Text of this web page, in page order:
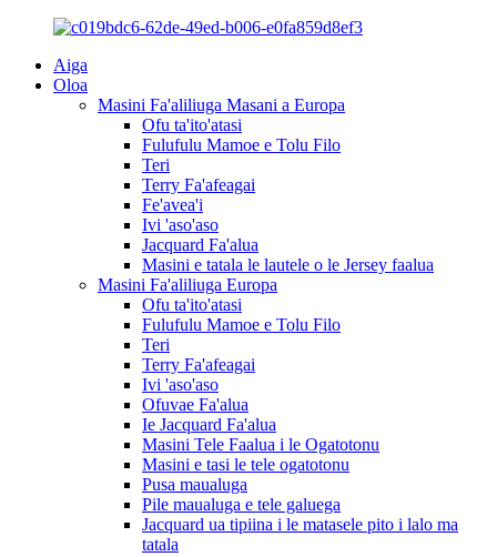
Aiga
Oloa
Masini Fa'aliliuga Masani a Europa
Ofu ta'ito'atasi
Fulufulu Mamoe e Tolu Filo
Teri
Terry Fa'afeagai
Fe'avea'i
Ivi 'aso'aso
Jacquard Fa'alua
Masini e tatala le lautele o le Jersey faalua
Masini Fa'aliliuga Europa
Ofu ta'ito'atasi
Fulufulu Mamoe e Tolu Filo
Teri
Terry Fa'afeagai
Ivi 'aso'aso
Ofuvae Fa'alua
Ie Jacquard Fa'alua
Masini Tele Faalua i le Ogatotonu
Masini e tasi le tele ogatotonu
Pusa maualuga
Pile maualuga e tele galuega
Jacquard ua tipiina i le matasele pito i lalo ma
tatala